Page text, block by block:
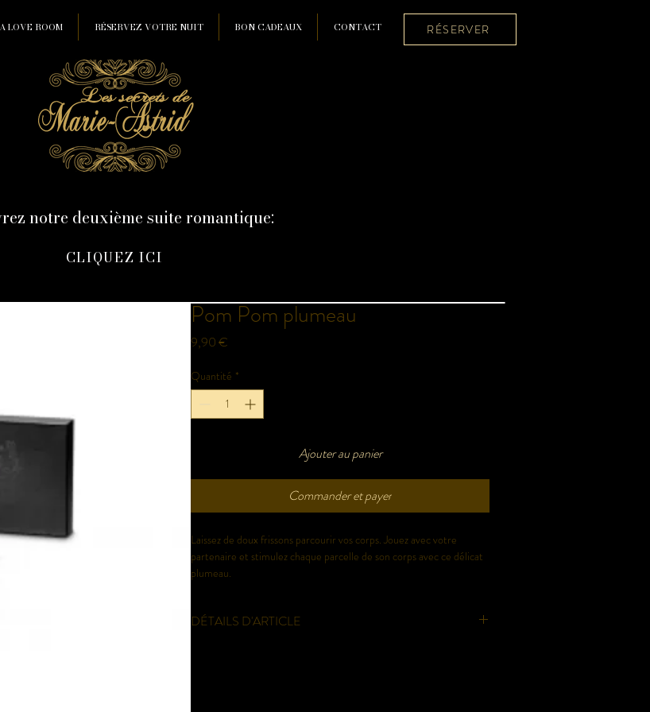
LOVE ROOM RÉSERVEZ VOTRE NUIT BON CADEAUX CONTACT RÉSERVER
CLIQUEZ ICI
notre deuxième suite romantique:
Pom Pom plumeau
9,90 €
Quantité *
Ajouter au panier
Commander et payer
Laissez de doux frissons parcourir vos corps. Jouez avec votre
partenaire et stimulez chaque parcelle de son corps avec ce délicat
plumeau.
DÉTAILS D'ARTICLE